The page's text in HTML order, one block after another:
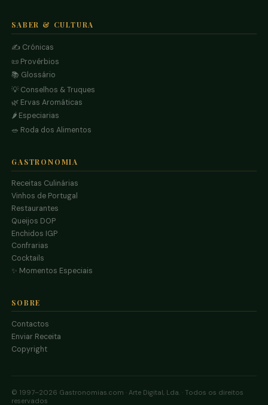
SABER & CULTURA
✍️ Crónicas
📜 Provérbios
📚 Glossário
💡 Conselhos & Truques
🌿 Ervas Aromáticas
🌶️ Especiarias
🥗 Roda dos Alimentos
GASTRONOMIA
Receitas Culinárias
Vinhos de Portugal
Restaurantes
Queijos DOP
Enchidos IGP
Confrarias
Cocktails
✨ Momentos Especiais
SOBRE
Contactos
Enviar Receita
Copyright
© 1997–2026 Gastronomias.com · Arte Digital, Lda. · Todos os direitos
reservados